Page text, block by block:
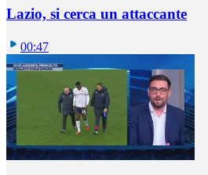
Lazio, si cerca un attaccante
00:47